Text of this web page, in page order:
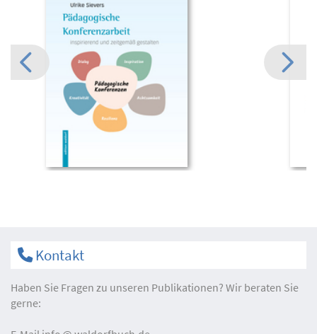
Kontakt
Haben Sie Fragen zu unseren Publikationen? Wir beraten Sie
gerne: